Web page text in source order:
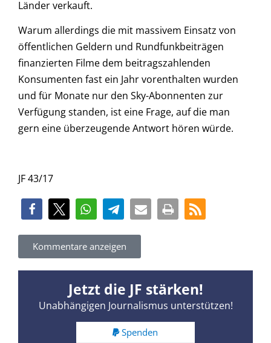
Länder verkauft.
Warum allerdings die mit massivem Einsatz von
öffentlichen Geldern und Rundfunkbeiträgen
finanzierten Filme dem beitragszahlenden
Konsumenten fast ein Jahr vorenthalten wurden
und für Monate nur den Sky-Abonnenten zur
Verfügung standen, ist eine Frage, auf die man
gern eine überzeugende Antwort hören würde.
JF 43/17
Kommentare anzeigen
Jetzt die JF stärken!
Unabhängigen Journalismus unterstützen!
Spenden